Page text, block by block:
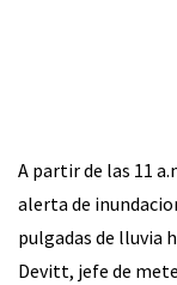
A partir de las 11
alerta de
pulgadas de lluvia
Devitt, jefe de